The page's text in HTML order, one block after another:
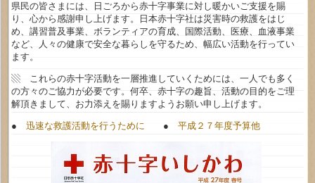
県民の皆さまには、日ごろから赤十字事業に対し暖かいご支援を賜
り、心から感謝申し上げます。日本赤十字社は災害時の救護をはじ
め、講習普及事業、ボランティアの育成、国際活動、医療、血液事業
など、人々の健康で安全な暮らしを守るため、幅広い活動を行ってい
ます。
▧ これらの赤十字活動を一層推進していくためには、一人でも多く
の方々のご協力が必要です。何卒、赤十字の趣旨、活動の目的をご理
解頂きまして、お力添えを賜りますようお願い申し上げます。
● 迅速な救護活動を行うために ● 平成２７年度予算他